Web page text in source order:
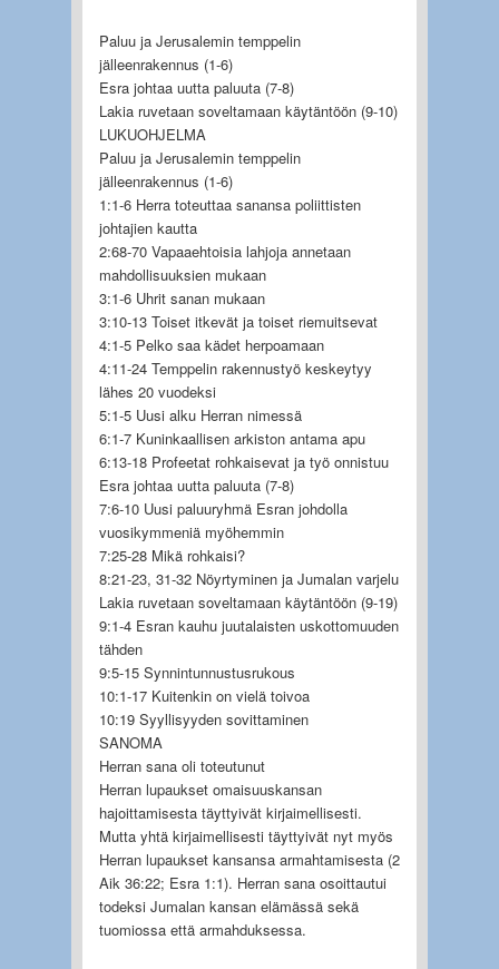
Paluu ja Jerusalemin temppelin
jälleenrakennus (1-6)
Esra johtaa uutta paluuta (7-8)
Lakia ruvetaan soveltamaan käytäntöön (9-10)
LUKUOHJELMA
Paluu ja Jerusalemin temppelin
jälleenrakennus (1-6)
1:1-6 Herra toteuttaa sanansa poliittisten
johtajien kautta
2:68-70 Vapaaehtoisia lahjoja annetaan
mahdollisuuksien mukaan
3:1-6 Uhrit sanan mukaan
3:10-13 Toiset itkevät ja toiset riemuitsevat
4:1-5 Pelko saa kädet herpoamaan
4:11-24 Temppelin rakennustyö keskeytyy
lähes 20 vuodeksi
5:1-5 Uusi alku Herran nimessä
6:1-7 Kuninkaallisen arkiston antama apu
6:13-18 Profeetat rohkaisevat ja työ onnistuu
Esra johtaa uutta paluuta (7-8)
7:6-10 Uusi paluuryhmä Esran johdolla
vuosikymmeniä myöhemmin
7:25-28 Mikä rohkaisi?
8:21-23, 31-32 Nöyrtyminen ja Jumalan varjelu
Lakia ruvetaan soveltamaan käytäntöön (9-19)
9:1-4 Esran kauhu juutalaisten uskottomuuden
tähden
9:5-15 Synnintunnustusrukous
10:1-17 Kuitenkin on vielä toivoa
10:19 Syyllisyyden sovittaminen
SANOMA
Herran sana oli toteutunut
Herran lupaukset omaisuuskansan
hajoittamisesta täyttyivät kirjaimellisesti.
Mutta yhtä kirjaimellisesti täyttyivät nyt myös
Herran lupaukset kansansa armahtamisesta (2
Aik 36:22; Esra 1:1). Herran sana osoittautui
todeksi Jumalan kansan elämässä sekä
tuomiossa että armahduksessa.